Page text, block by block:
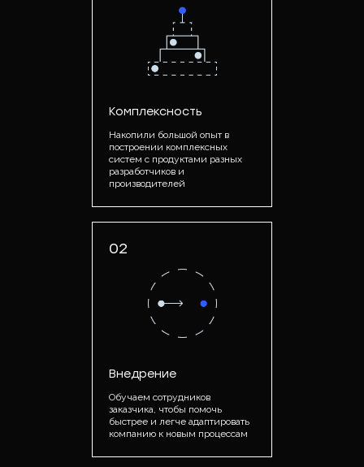
Комплексность
Накопили большой опыт в
построении комплексных
систем с продуктами разных
разработчиков и
производителей
02
Внедрение
Обучаем сотрудников
заказчика, чтобы помочь
быстрее и легче адаптировать
компанию к новым процессам